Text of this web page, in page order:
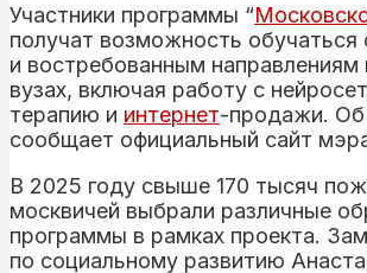
Участники программы “
получат возможность
и востребованным направлениям
вузах, включая работу с
терапию и интернет-продажи.
сообщает официальный сайт
В 2025 году свыше 170 тысяч
москвичей выбрали различные
программы в рамках проекта.
по социальному развитию